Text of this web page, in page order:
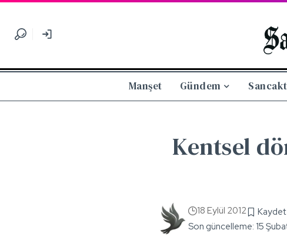
Manşet Gündem
Kentsel
Son güncelleme: 15
18 Eylül 2012